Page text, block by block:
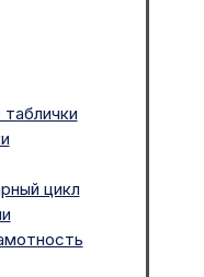
цикл